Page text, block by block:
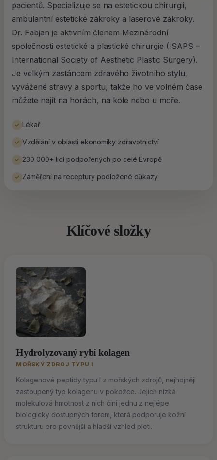
pacientů. Specializuje se na estetickou chirurgii,
ambulantní estetické zákroky a laserové zákroky.
Dr. Fabjan je aktivním členem Mezinárodní
společnosti estetické a plastické chirurgie (ISAPS –
International Society of Aesthetic Plastic Surgery).
Je velkým zastáncem zdravého životního stylu,
vyvážené stravy a sportu, takže ho ve volném čase
můžete najít na horách, na kole nebo u moře.
✓ Lékař
✓ Vzdělání v oblasti ekonomiky zdravotnictví
✓ 230 000+ lidí podpořených po celé Evropě
✓ Zaměření na receptury podložené důkazy
Klíčové složky
Hydrolyzovaný rybí kolagen
MOŘSKÝ ZDROJ TYPU I
Kolagenové peptidy typu I z mořských zdrojů, nejhojněji
zastoupený typ kolagenu v pokožce. Jejich nízká
molekulová hmotnost z nich činí jednu z nejlépe
biologicky dostupných forem, která podporuje kožní
strukturu pro pevnější a hladší vzhled pleti.